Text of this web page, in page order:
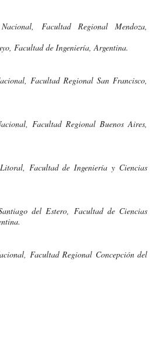
Facultad Regional Mendoza,
Facultad de Ingeniería, Argentina.
Facultad Regional San Francisco,
Facultad Regional Buenos Aires,
Facultad de Ingeniería y Ciencias
del Estero, Facultad de Ciencias
Facultad Regional Concepción del